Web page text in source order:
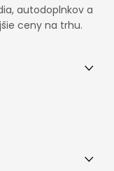
autodoplnkov a
ceny na trhu.